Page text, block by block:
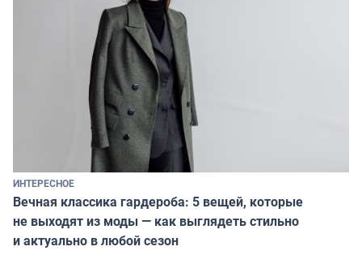
ИНТЕРЕСНОЕ
Вечная классика гардероба: 5 вещей, которые
не выходят из моды — как выглядеть стильно
и актуально в любой сезон